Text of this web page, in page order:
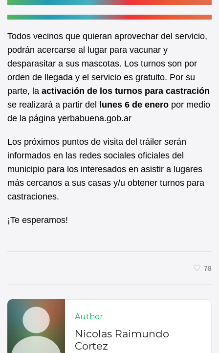
Todos vecinos que quieran aprovechar del servicio,
podrán acercarse al lugar para vacunar y
desparasitar a sus mascotas. Los turnos son por
orden de llegada y el servicio es gratuito. Por su
parte, la activación de los turnos para castración
se realizará a partir del
lunes 6 de enero por medio
de la página yerbabuena.gob.ar
Los próximos puntos de visita del tráiler serán
informados en las redes sociales oficiales del
municipio para los interesados en asistir a lugares
más cercanos a sus casas y/u obtener turnos para
castraciones.
¡Te esperamos!
78
Author
Nicolas Raimundo
Cortez